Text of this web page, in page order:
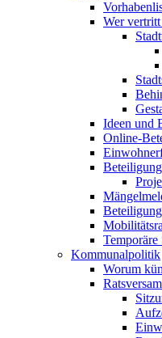
Wer vertritt
Ideen und
Online-
Temporäre
Kommunalpolitik
Worum